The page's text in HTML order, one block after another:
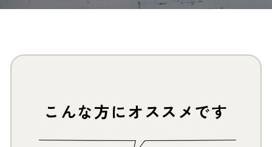
こんな方にオススメです